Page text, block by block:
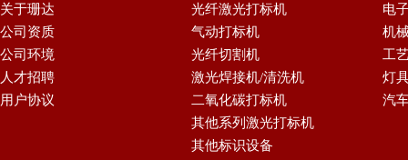
关于珊达
公司资质
公司环境
人才招聘
用户协议
光纤激光打标机
气动打标机
光纤切割机
激光焊接机/清洗机
二氧化碳打标机
其他系列激光打标机
其他标识设备
电
机
工
灯
汽